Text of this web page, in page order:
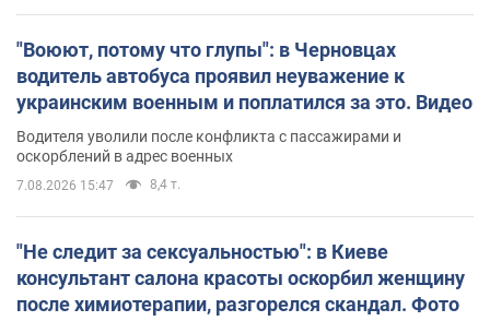
"Воюют, потому что глупы": в Черновцах
водитель автобуса проявил неуважение к
украинским военным и поплатился за это. Видео
Водителя уволили после конфликта с пассажирами и
оскорблений в адрес военных
7.08.2026 15:47 8,4 т.
"Не следит за сексуальностью": в Киеве
консультант салона красоты оскорбил женщину
после химиотерапии, разгорелся скандал. Фото